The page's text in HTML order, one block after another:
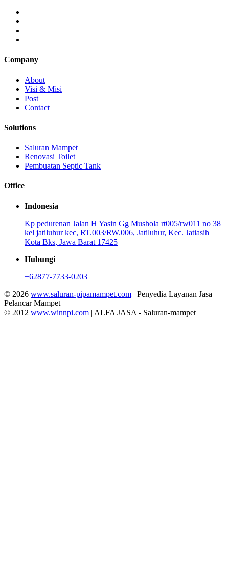
Company
About
Visi & Misi
Post
Contact
Solutions
Saluran Mampet
Renovasi Toilet
Pembuatan Septic Tank
Office
Indonesia
Kp pedurenan Jalan H Yasin Gg Mushola rt005/rw011 no 38
kel jatiluhur kec, RT.003/RW.006, Jatiluhur, Kec. Jatiasih
Kota Bks, Jawa Barat 17425
Hubungi
+62877-7733-0203
© 2026 www.saluran-pipamampet.com | Penyedia Layanan Jasa
Pelancar Mampet
© 2012 www.winnpi.com | ALFA JASA - Saluran-mampet